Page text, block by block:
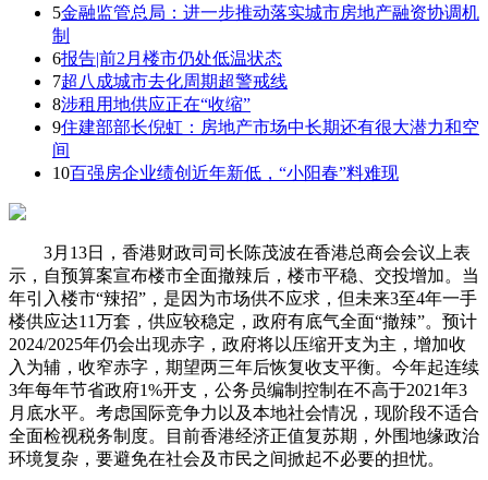
5金融监管总局：进一步推动落实城市房地产融资协调机
制
6报告|前2月楼市仍处低温状态
7超八成城市去化周期超警戒线
8涉租用地供应正在“收缩”
9住建部部长倪虹：房地产市场中长期还有很大潜力和空
间
10百强房企业绩创近年新低，“小阳春”料难现
3月13日，香港财政司司长陈茂波在香港总商会会议上表
示，自预算案宣布楼市全面撤辣后，楼市平稳、交投增加。当
年引入楼市“辣招”，是因为市场供不应求，但未来3至4年一手
楼供应达11万套，供应较稳定，政府有底气全面“撤辣”。预计
2024/2025年仍会出现赤字，政府将以压缩开支为主，增加收
入为辅，收窄赤字，期望两三年后恢复收支平衡。今年起连续
3年每年节省政府1%开支，公务员编制控制在不高于2021年3
月底水平。考虑国际竞争力以及本地社会情况，现阶段不适合
全面检视税务制度。目前香港经济正值复苏期，外围地缘政治
环境复杂，要避免在社会及市民之间掀起不必要的担忧。